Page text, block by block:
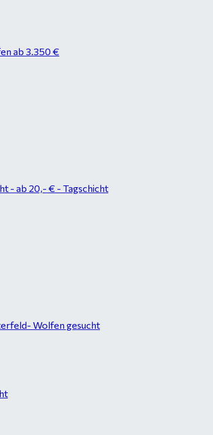
ab 3.350 €
- ab 20,- € - Tagschicht
Wolfen gesucht